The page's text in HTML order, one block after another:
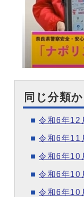
同じ分類
令和6年12
令和6年11
令和6年10
令和6年10
令和6年10